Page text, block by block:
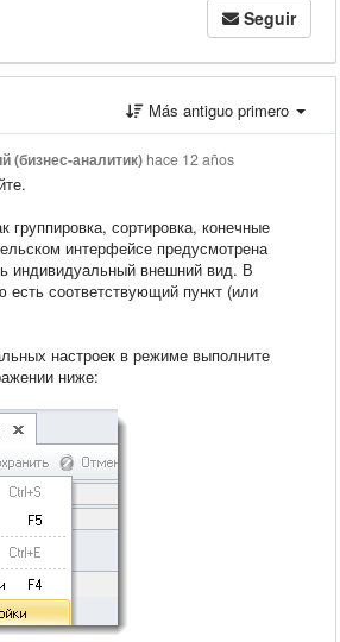
Seguir
Más antiguo primero
(бизнес-аналитик) hace 12 años
группировка, сортировка, конечные
интерфейсе предусмотрена
индивидуальный внешний вид. В
соответствующий пункт (или
настроек в режиме выполните
ниже: